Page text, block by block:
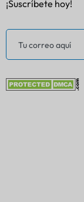
¡Suscríbete hoy!